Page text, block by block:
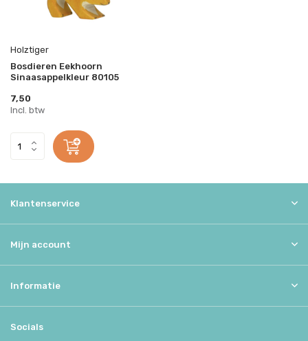
Holztiger
Bosdieren Eekhoorn
Sinaasappelkleur 80105
7,50
Incl. btw
Klantenservice
Mijn account
Informatie
Socials